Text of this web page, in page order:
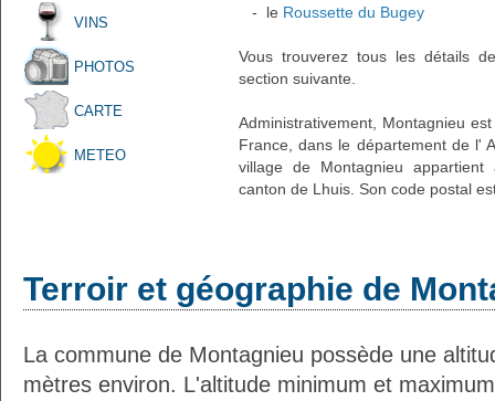
VINS
PHOTOS
CARTE
METEO
- le Roussette du Bugey
Vous trouverez tous les détails
section suivante.
Administrativement, Montagnieu
France, dans le département de l'
village de Montagnieu
canton de Lhuis. Son code postal
Terroir et géographie de
La commune de Montagnieu possède une
mètres environ. L'altitude minimum et